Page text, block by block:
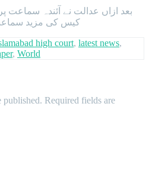
بعد ازاں عدالت نے آئندہ سماعت
کیس کی مزید سماعت 11 جون تک ملتوی
high court, latest news,
, World
published. Required fields are